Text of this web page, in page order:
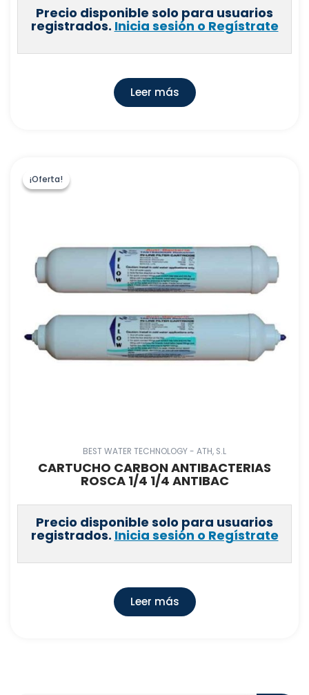
Precio disponible solo para usuarios
registrados. Inicia sesión o Regístrate
Leer más
¡Oferta!
¡Oferta!
BEST WATER TECHNOLOGY - ATH, S.L
CARTUCHO CARBON ANTIBACTERIAS
ROSCA 1/4 1/4 ANTIBAC
Precio disponible solo para usuarios
registrados. Inicia sesión o Regístrate
Leer más